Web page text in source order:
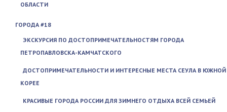
ОБЛАСТИ
ГОРОДА #18
ЭКСКУРСИЯ ПО ДОСТОПРИМЕЧАТЕЛЬНОСТЯМ ГОРОДА
ПЕТРОПАВЛОВСКА-КАМЧАТСКОГО
ДОСТОПРИМЕЧАТЕЛЬНОСТИ И ИНТЕРЕСНЫЕ МЕСТА СЕУЛА В ЮЖНОЙ
КОРЕЕ
КРАСИВЫЕ ГОРОДА РОССИИ ДЛЯ ЗИМНЕГО ОТДЫХА ВСЕЙ СЕМЬЕЙ